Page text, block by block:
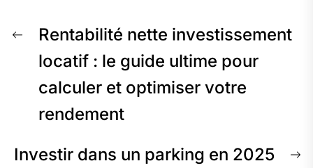
Navigation
de
l’article
Previous
post:
Rentabilité nette investissement
locatif : le guide ultime pour
calculer et optimiser votre
rendement
Investir dans un parking en 2025